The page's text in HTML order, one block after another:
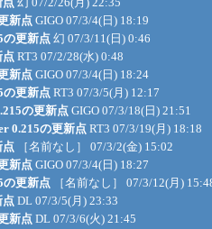
新点 GIGO 07/3/4(日) 18:19
の更新点 幻 07/3/11(日) 0:46
点 RT3 07/2/28(水) 0:48
新点 GIGO 07/3/4(日) 18:24
の更新点 RT3 07/3/5(月) 12:17
の更新点 GIGO 07/3/18(日) 21:51
0.215の更新点 RT3 07/3/19(月) 18:18
点
［名前なし］
07/3/2(金) 15:02
新点 GIGO 07/3/4(日) 18:27
の更新点
［名前なし］
07/3/12(月)
点 DL 07/3/5(月) 23:33
新点 DL 07/3/6(火) 21:45